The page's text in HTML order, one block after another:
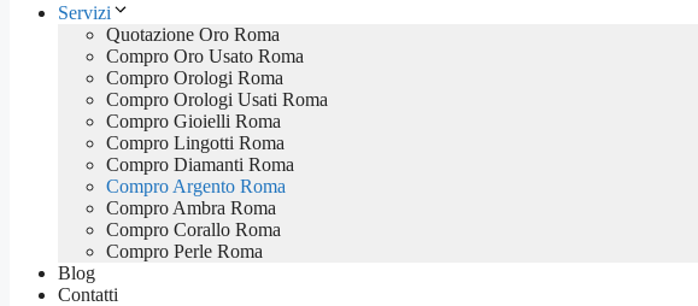
Servizi
Quotazione Oro Roma
Compro Oro Usato Roma
Compro Orologi Roma
Compro Orologi Usati Roma
Compro Gioielli Roma
Compro Lingotti Roma
Compro Diamanti Roma
Compro Argento Roma
Compro Ambra Roma
Compro Corallo Roma
Compro Perle Roma
Blog
Contatti